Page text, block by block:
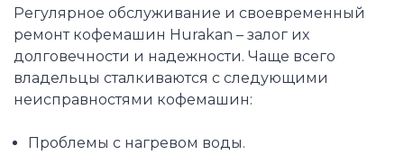
Регулярное обслуживание и своевременный
ремонт кофемашин Hurakan – залог их
долговечности и надежности. Чаще всего
владельцы сталкиваются с следующими
неисправностями кофемашин:
Проблемы с нагревом воды.